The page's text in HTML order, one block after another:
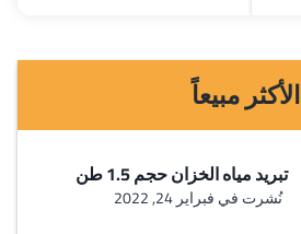
الأكثر مبيعاً
تبريد مياه الخزان حجم 1.5 طن
نُشرت فيفبراير 24, 2022